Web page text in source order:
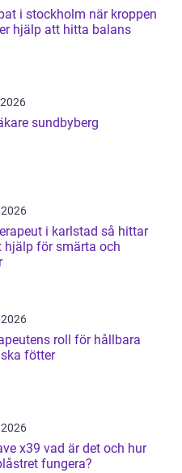
stockholm när kroppen
hjälp att hitta balans
sundbyberg
i karlstad så hittar
hjälp för smärta och
roll för hållbara
fötter
är det och hur
fungera?